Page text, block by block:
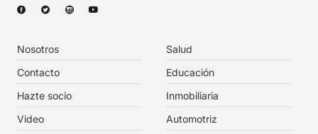
Nosotros
Contacto
Hazte socio
Video
Salud
Educación
Inmobiliaria
Automotriz